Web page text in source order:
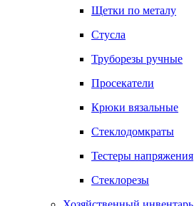
Щетки по металу
Стусла
Труборезы ручные
Просекатели
Крюки вязальные
Стеклодомкраты
Тестеры напряжения
Стеклорезы